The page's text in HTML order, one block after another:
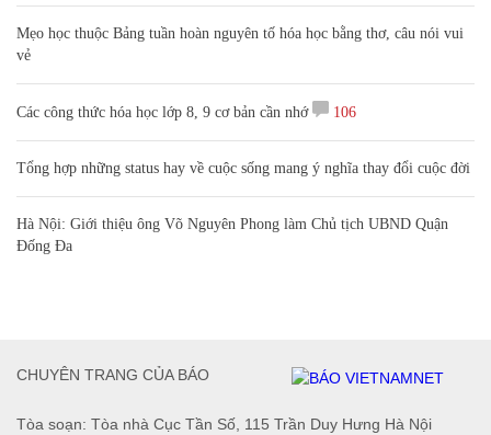
Mẹo học thuộc Bảng tuần hoàn nguyên tố hóa học bằng thơ, câu nói vui
vẻ
Các công thức hóa học lớp 8, 9 cơ bản cần nhớ 106
Tổng hợp những status hay về cuộc sống mang ý nghĩa thay đổi cuộc đời
Hà Nội: Giới thiệu ông Võ Nguyên Phong làm Chủ tịch UBND Quận
Đống Đa
Tòa soạn: Tòa nhà Cục Tần Số, 115 Trần Duy Hưng Hà Nội
CHUYÊN TRANG CỦA BÁO